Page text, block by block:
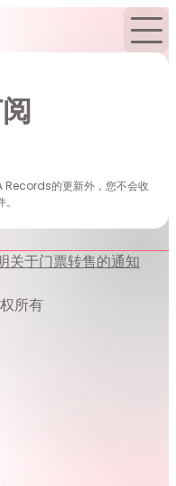
Records的更新外，您不会收
关于门票转售的通知
所有